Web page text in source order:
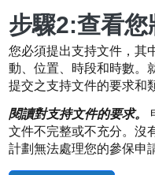
步驟2:查看您
您必須提出支持文件，其
動、位置、時段和時數。
提交之支持文件的要求和
閱讀對支持文件的要求。
文件不完整或不充分。沒
計劃無法處理您的參保申請